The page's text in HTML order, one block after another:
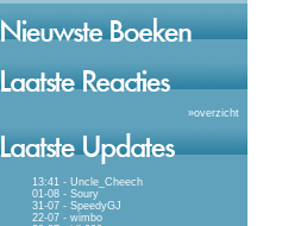
»overzicht
13:41 - Uncle_Cheech
01-08 - Soury
31-07 - SpeedyGJ
22-07 - wimbo